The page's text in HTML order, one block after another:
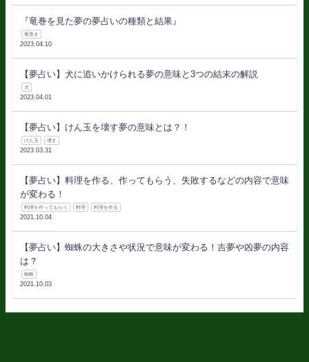
『竜巻を見た夢の夢占いの種類と結果』
竜巻き
2023.04.10
【夢占い】犬に追いかけられる夢の意味と3つの結末の解説
犬
2023.04.01
【夢占い】けん玉を壊す夢の意味とは？！
けん玉 壊す
2023.03.31
【夢占い】料理を作る、作ってもらう、失敗するなどの内容で意味
が変わる！
料理を作ってもらう 料理 料理を作る
2021.10.04
【夢占い】蜘蛛の大きさや状況で意味が変わる！吉夢や凶夢の内容
は？
蜘蛛
2021.10.03